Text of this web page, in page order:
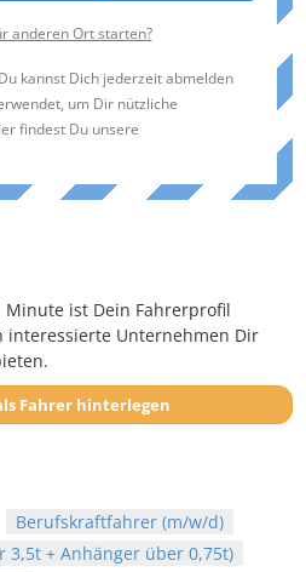
anderen Ort starten?
kannst Dich jederzeit abmelden
um Dir nützliche
findest Du unsere
ist Dein Fahrerprofil
interessierte Unternehmen Dir
Bewerbung als Fahrer hinterlegen
Berufskraftfahrer (m/w/d)
3,5t + Anhänger über 0,75t)